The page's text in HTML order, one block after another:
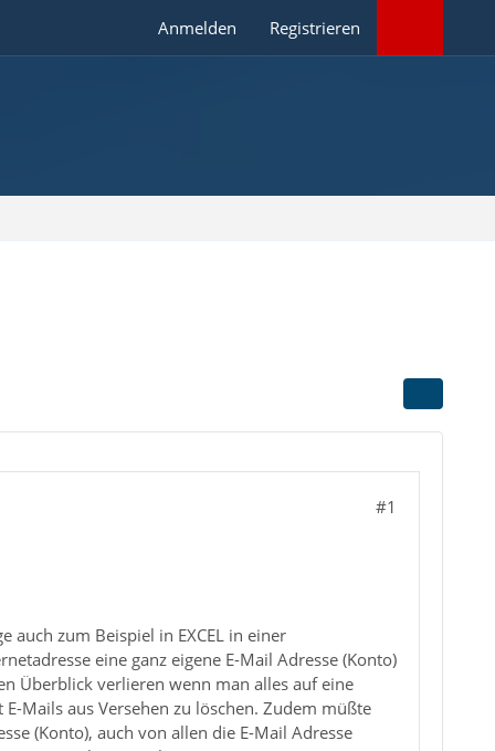
Anmelden Registrieren
#1
auch zum Beispiel in EXCEL in einer
eine ganz eigene E-Mail Adresse (Konto)
Überblick verlieren wenn man alles auf eine
Mails aus Versehen zu löschen. Zudem müßte
(Konto), auch von allen die E-Mail Adresse